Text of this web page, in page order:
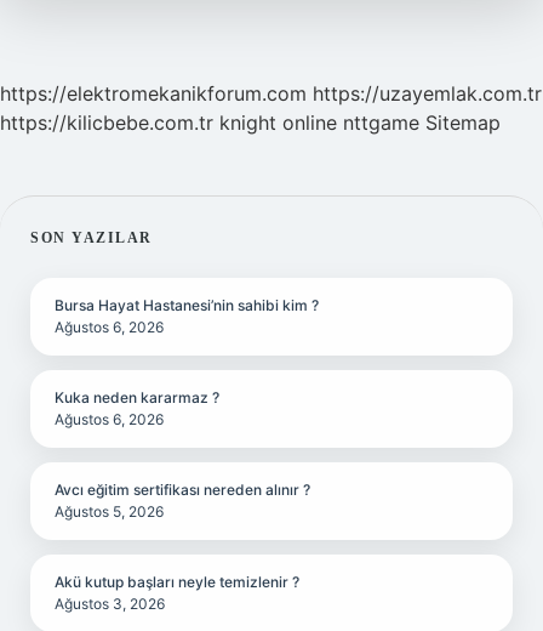
https://elektromekanikforum.com https://uzayemlak.com.tr
https://kilicbebe.com.tr knight online nttgame Sitemap
SIDEBAR
SON YAZILAR
Bursa Hayat Hastanesi’nin sahibi kim ?
Ağustos 6, 2026
Kuka neden kararmaz ?
Ağustos 6, 2026
Avcı eğitim sertifikası nereden alınır ?
Ağustos 5, 2026
Akü kutup başları neyle temizlenir ?
Ağustos 3, 2026